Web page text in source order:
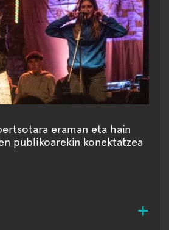
eraman eta hain
publikoarekin konektatzea